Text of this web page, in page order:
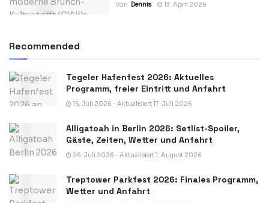
Von Dennis 13. April 2026
Recommended
Tegeler Hafenfest 2026: Aktuelles
Programm, freier Eintritt und Anfahrt
15. Juli 2026 - Aktualisiert 17. Juli 2026
Alligatoah in Berlin 2026: Setlist-Spoiler,
Gäste, Zeiten, Wetter und Anfahrt
26. Juli 2026 - Aktualisiert 1. August 2026
Treptower Parkfest 2026: Finales Programm,
Wetter und Anfahrt